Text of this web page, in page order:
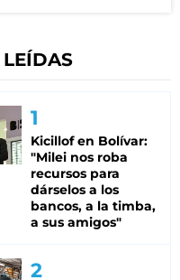
Kicillof en Bolívar:
"Milei nos roba
recursos para
dárselos a los
bancos, a la timba,
a sus amigos"